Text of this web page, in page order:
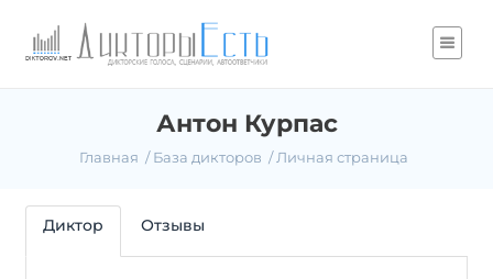
Антон Курпас
Главная База дикторов Личная страница
Диктор Отзывы